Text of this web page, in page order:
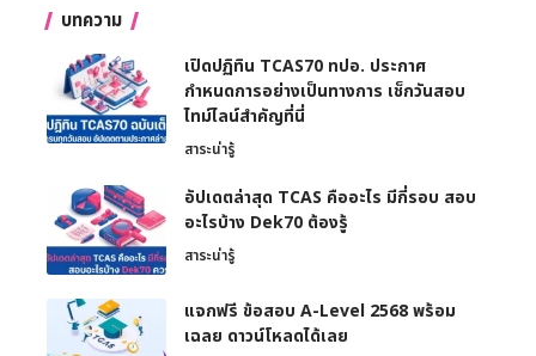
บทความ
เปิดปฏิทิน TCAS70 ทปอ. ประกาศ
กำหนดการอย่างเป็นทางการ เช็กวันสอบ
ไทม์ไลน์สำคัญที่นี่
สาระน่ารู้
อัปเดตล่าสุด TCAS คืออะไร มีกี่รอบ สอบ
อะไรบ้าง Dek70 ต้องรู้
สาระน่ารู้
แจกฟรี ข้อสอบ A-Level 2568 พร้อม
เฉลย ดาวน์โหลดได้เลย